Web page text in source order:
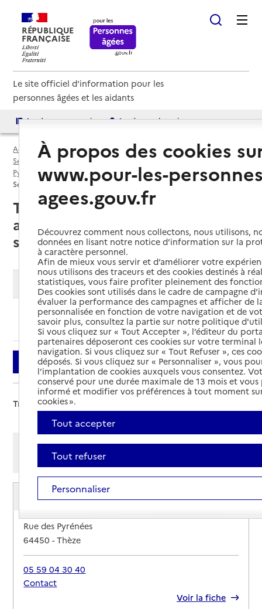
RÉPUBLIQUE
FRANÇAISE
Le site officiel d'information pour les
personnes âgées et les aidants
Accès aux annuaires Accès par besoin
Accueil
Espace annuaire
Services autonomie à domicile (aide et soins) par département
Pyrénées-Atlantiques (64)
Service autonomie à domicile (aide et soins)
Thèze (64450) : liste des services
autonomie à domicile (aide et
soins)
Modifier ma recherche
Ajouter cette recherche aux favoris
Filtrer
Trier par :
Afficher les résultats par:
Mode liste
Mode carte
Service de soins infirmiers à domicile
SSIAD - PAP 15
Adresse
Rue des Pyrénées
64450-Thèze
05 59 04 30 40
Contact
Voir la fiche
À propos des cookies
www.pour-les-
agees.gouv.fr
Découvrez comment nous collectons, nous utilisons,
données en lisant notre notice d’information sur la
à caractère personnel.
Afin de mieux vous servir et d’améliorer votre
nous utilisons des traceurs et des cookies destinés à
statistiques, vous faire profiter pleinement des
Des cookies sont utilisés dans le cadre de campagne
évaluer la performance des campagnes et afficher de
personnalisée en fonction de votre navigation et de
savoir plus, consultez la partie sur notre politique
Si vous cliquez sur « Tout Accepter », l’éditeur du
partenaires déposeront ces cookies sur votre terminal
navigation. Si vous cliquez sur « Tout Refuser », ces
déposés. Si vous cliquez sur « Personnaliser », vous
l’implantation de cookies auxquels vous consentez.
conservé pour une durée maximale de 13 mois et
informé et modifier vos préférences à tout moment
cookies ».
Tout accepter
Tout refuser
Personnaliser